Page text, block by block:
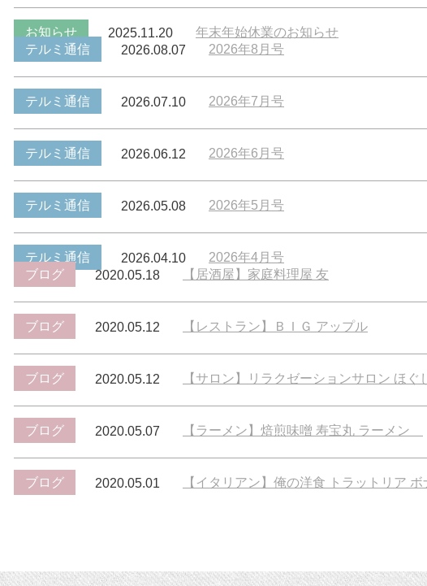
お知らせ 2025.11.20 年末年始休業のお知らせ
テルミ通信
2026.08.07 2026年8月号
テルミ通信 2026.07.10 2026年7月号
テルミ通信 2026.06.12 2026年6月号
テルミ通信 2026.05.08 2026年5月号
テルミ通信 2026.04.10 2026年4月号
ブログ
2020.05.18 【居酒屋】家庭料理屋 友
ブログ 2020.05.12 【レストラン】ＢＩＧ アップル
ブログ 2020.05.12 【サロン】リラクゼーションサロン ほぐ
ブログ 2020.05.07 【ラーメン】焙煎味噌 寿宝丸 ラーメン
ブログ 2020.05.01 【イタリアン】俺の洋食 トラットリア ボ